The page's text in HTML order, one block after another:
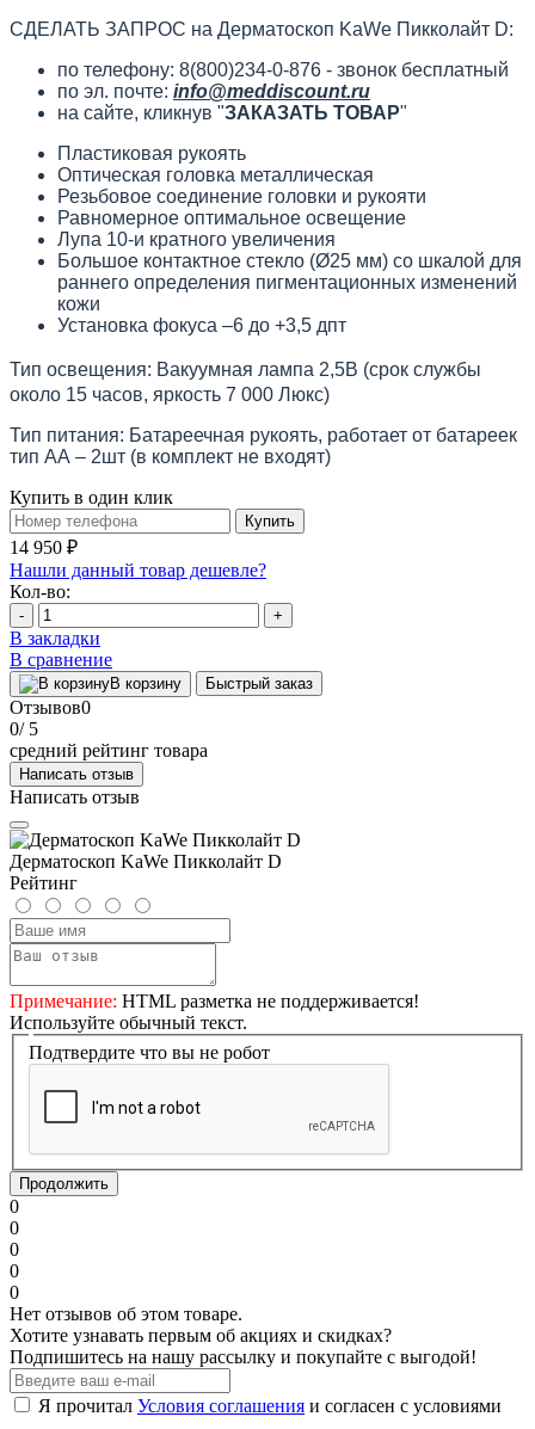
СДЕЛАТЬ ЗАПРОС на Дерматоскоп KaWe Пикколайт D:
по телефону: 8(800)234-0-876 - звонок бесплатный
по эл. почте: info@meddiscount.ru
на сайте, кликнув "ЗАКАЗАТЬ ТОВАР"
Пластиковая рукоять
Оптическая головка металлическая
Резьбовое соединение головки и рукояти
Равномерное оптимальное освещение
Лупа 10-и кратного увеличения
Большое контактное стекло (Ø25 мм) со шкалой для
раннего определения пигментационных изменений
кожи
Установка фокуса –6 до +3,5 дпт
Тип освещения: Вакуумная лампа 2,5В (срок службы
около 15 часов, яркость 7 000 Люкс)
Тип питания: Батареечная рукоять, работает от батареек
тип АА – 2шт (в комплект не входят)
Купить в один клик
Купить
14 950 ₽
Нашли данный товар дешевле?
Кол-во:
- +
В закладки
В сравнение
В корзину Быстрый заказ
Отзывов0
0/ 5
средний рейтинг товара
Написать отзыв
Написать отзыв
Дерматоскоп KaWe Пикколайт D
Рейтинг
Примечание: HTML разметка не поддерживается!
Используйте обычный текст.
Подтвердите что вы не робот
Продолжить
0
0
0
0
0
Нет отзывов об этом товаре.
Хотите узнавать первым об акциях и скидках?
Подпишитесь на нашу рассылку и покупайте с выгодой!
Я прочитал Условия соглашения и согласен с условиями